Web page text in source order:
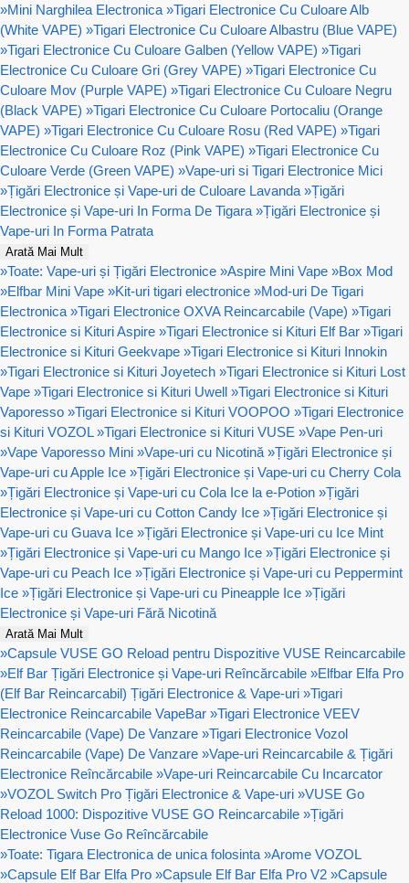
»Mini Narghilea Electronica »Tigari Electronice Cu Culoare Alb
(White VAPE) »Tigari Electronice Cu Culoare Albastru (Blue VAPE)
»Tigari Electronice Cu Culoare Galben (Yellow VAPE) »Tigari
Electronice Cu Culoare Gri (Grey VAPE) »Tigari Electronice Cu
Culoare Mov (Purple VAPE) »Tigari Electronice Cu Culoare Negru
(Black VAPE) »Tigari Electronice Cu Culoare Portocaliu (Orange
VAPE) »Tigari Electronice Cu Culoare Rosu (Red VAPE) »Tigari
Electronice Cu Culoare Roz (Pink VAPE) »Tigari Electronice Cu
Culoare Verde (Green VAPE) »Vape-uri si Tigari Electronice Mici
»Țigări Electronice și Vape-uri de Culoare Lavanda »Țigări
Electronice și Vape-uri In Forma De Tigara »Țigări Electronice și
Vape-uri In Forma Patrata
Arată Mai Mult
»Toate: Vape-uri și Țigări Electronice »Aspire Mini Vape »Box Mod
»Elfbar Mini Vape »Kit-uri tigari electronice »Mod-uri De Tigari
Electronica »Tigari Electronice OXVA Reincarcabile (Vape) »Tigari
Electronice si Kituri Aspire »Tigari Electronice si Kituri Elf Bar »Tigari
Electronice si Kituri Geekvape »Tigari Electronice si Kituri Innokin
»Tigari Electronice si Kituri Joyetech »Tigari Electronice si Kituri Lost
Vape »Tigari Electronice si Kituri Uwell »Tigari Electronice si Kituri
Vaporesso »Tigari Electronice si Kituri VOOPOO »Tigari Electronice
si Kituri VOZOL »Tigari Electronice si Kituri VUSE »Vape Pen-uri
»Vape Vaporesso Mini »Vape-uri cu Nicotină »Țigări Electronice și
Vape-uri cu Apple Ice »Țigări Electronice și Vape-uri cu Cherry Cola
»Țigări Electronice și Vape-uri cu Cola Ice la e-Potion »Țigări
Electronice și Vape-uri cu Cotton Candy Ice »Țigări Electronice și
Vape-uri cu Guava Ice »Țigări Electronice și Vape-uri cu Ice Mint
»Țigări Electronice și Vape-uri cu Mango Ice »Țigări Electronice și
Vape-uri cu Peach Ice »Țigări Electronice și Vape-uri cu Peppermint
Ice »Țigări Electronice și Vape-uri cu Pineapple Ice »Țigări
Electronice și Vape-uri Fără Nicotină
Arată Mai Mult
»Capsule VUSE GO Reload pentru Dispozitive VUSE Reincarcabile
»Elf Bar Țigări Electronice și Vape-uri Reîncărcabile »Elfbar Elfa Pro
(Elf Bar Reincarcabil) Țigări Electronice & Vape-uri »Tigari
Electronice Reincarcabile VapeBar »Tigari Electronice VEEV
Reincarcabile (Vape) De Vanzare »Tigari Electronice Vozol
Reincarcabile (Vape) De Vanzare »Vape-uri Reincarcabile & Țigări
Electronice Reîncărcabile »Vape-uri Reincarcabile Cu Incarcator
»VOZOL Switch Pro Țigări Electronice & Vape-uri »VUSE Go
Reload 1000: Dispozitive VUSE GO Reincarcabile »Țigări
Electronice Vuse Go Reîncărcabile
»Toate: Tigara Electronica de unica folosinta »Arome VOZOL
»Capsule Elf Bar Elfa Pro »Capsule Elf Bar Elfa Pro V2 »Capsule